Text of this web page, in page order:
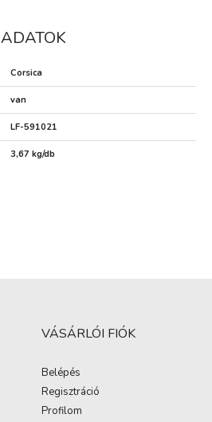
ADATOK
Corsica
van
LF-591021
3,67 kg/db
VÁSÁRLÓI FIÓK
Belépés
Regisztráció
Profilom